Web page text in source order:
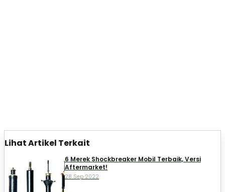
Lihat Artikel Terkait
6 Merek Shockbreaker Mobil Terbaik, Versi
Aftermarket!
28 Sep 2022